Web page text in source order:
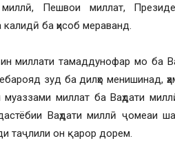
Пешвои миллат,
ба ҳисоб мераванд.
миллати тамаддунофар мо ба
зуд ба дилҳо менишинад,
миллат ба Ваҳдати
Ваҳдати миллӣ ҷомеаи
таҷлили он қарор дорем.